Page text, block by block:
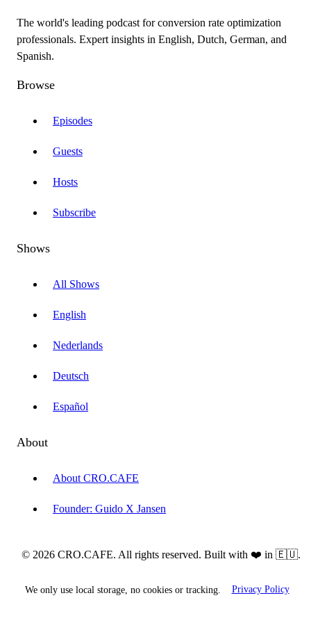
The world's leading podcast for conversion rate optimization
professionals. Expert insights in English, Dutch, German, and
Spanish.
Browse
Episodes
Guests
Hosts
Subscribe
Shows
All Shows
English
Nederlands
Deutsch
Español
About
About CRO.CAFE
Founder: Guido X Jansen
© 2026 CRO.CAFE. All rights reserved. Built with ❤️ in 🇪🇺.
We only use local storage, no cookies or tracking. Privacy Policy